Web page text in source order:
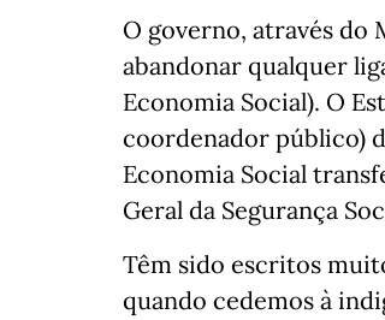
O governo, através do
abandonar qualquer
Economia Social). O
coordenador público)
Economia Social
Geral da Segurança
Têm sido escritos
quando cedemos à